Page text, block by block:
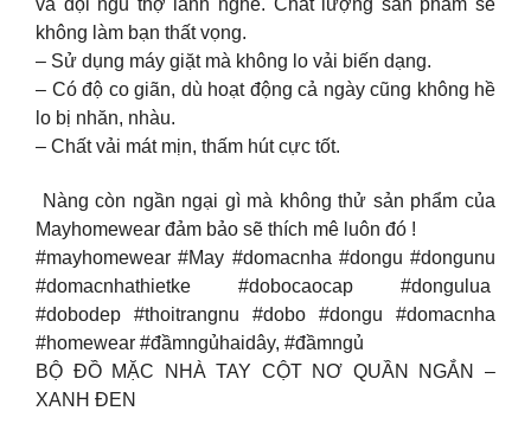
và đội ngũ thợ lành nghề. Chất lượng sản phẩm sẽ
không làm bạn thất vọng.
– Sử dụng máy giặt mà không lo vải biến dạng.
– Có độ co giãn, dù hoạt động cả ngày cũng không hề
lo bị nhăn, nhàu.
– Chất vải mát mịn, thấm hút cực tốt.
Nàng còn ngần ngại gì mà không thử sản phẩm của
Mayhomewear đảm bảo sẽ thích mê luôn đó !
#mayhomewear #May #domacnha #dongu #dongunu
#domacnhathietke #dobocaocap #dongulua
#dobodep #thoitrangnu #dobo #dongu #domacnha
#homewear #đầmngủhaidây, #đầmngủ
BỘ ĐỒ MẶC NHÀ TAY CỘT NƠ QUẦN NGẮN –
XANH ĐEN